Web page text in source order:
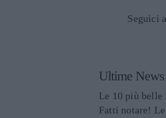
Seguici
Ultime News
Le 10 più belle
Fatti notare!